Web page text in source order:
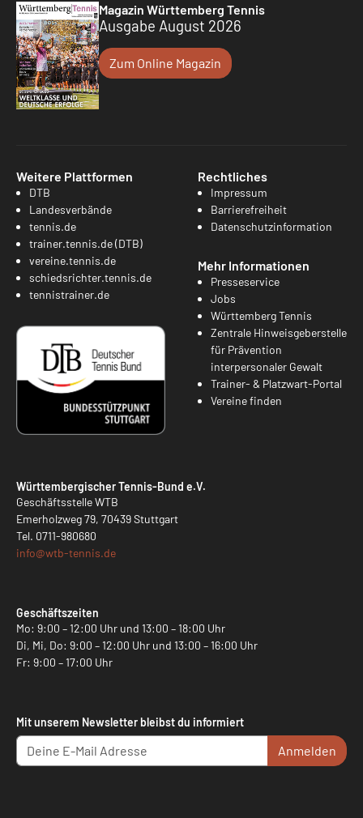
Magazin Württemberg Tennis
Ausgabe August 2026
Zum Online Magazin
Weitere Plattformen
DTB
Landesverbände
tennis.de
trainer.tennis.de (DTB)
vereine.tennis.de
schiedsrichter.tennis.de
tennistrainer.de
Rechtliches
Impressum
Barrierefreiheit
Datenschutzinformation
Mehr Informationen
Presseservice
Jobs
Württemberg Tennis
Zentrale Hinweisgeberstelle
für Prävention
interpersonaler Gewalt
Trainer- & Platzwart-Portal
Vereine finden
Württembergischer Tennis-Bund e.V.
Geschäftsstelle WTB
Emerholzweg 79, 70439 Stuttgart
Tel. 0711-980680
info@wtb-tennis.de
Geschäftszeiten
Mo: 9:00 – 12:00 Uhr und 13:00 – 18:00 Uhr
Di, Mi, Do: 9:00 – 12:00 Uhr und 13:00 – 16:00 Uhr
Fr: 9:00 – 17:00 Uhr
Mit unserem Newsletter bleibst du informiert
Anmelden